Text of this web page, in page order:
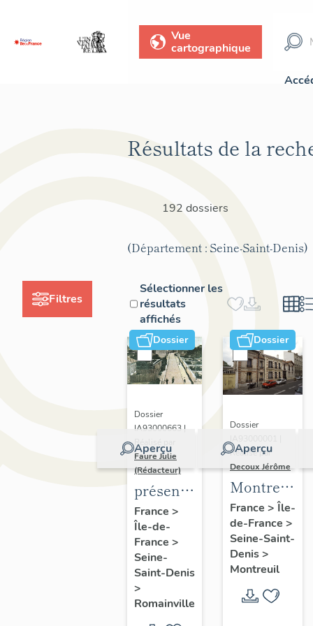
Vue
cartographique
Filtres
Résultats de la
192 dossiers
(Département : Seine-Saint-Denis)
Sélectionner les
résultats
affichés
Dossier
Aperçu
Dossier
IA93000663 |
Réalisé par
Faure Julie
(Rédacteur)
présentation
de
l'inventaire
de la
commune
de
Romainville
France >
Île-de-
France >
Seine-
Saint-Denis
>
Romainville
Dossier
Aperçu
Dossier
Réalisé par
Decoux Jérôme
Montreuil
-
Patrimoine
industriel
-
générale
France > Île-
de-France >
Seine-Saint-
Denis>
Montreuil